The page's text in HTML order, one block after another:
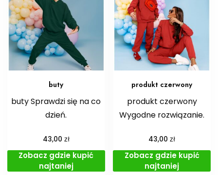
buty
buty Sprawdzi się na co
dzień.
43,00 zł
Zobacz gdzie kupić
najtaniej
produkt czerwony
produkt czerwony
Wygodne rozwiązanie.
43,00zł
Zobacz gdzie kupić
najtaniej